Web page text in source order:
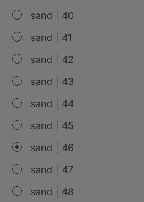
sand | 40
sand | 41
sand | 42
sand | 43
sand | 44
sand | 45
sand | 46
sand | 47
sand | 48